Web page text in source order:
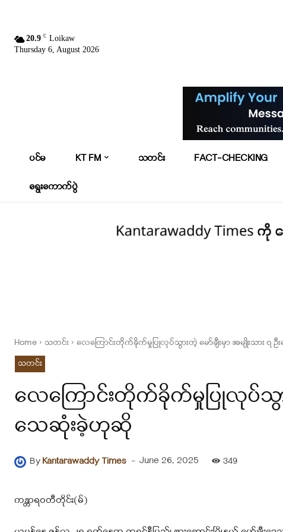
20.9 C Loikaw
Thursday 6, August 2026
ပင်မ KT FM သတင်း FACT-CHECKING
ရွေးကောက်ပွဲ
Home သတင်း
လေကြောင်းတိုက်ခိုက်မှုပြုလုပ်သွားတဲ့ မော်ချီးမှာ အမျိုးသား ၇
သတင်း
လေကြောင်းတိုက်ခိုက်မှုပြုလုပ်သွား
သေဆုံးခဲ့ဟုဆို
ByKantarawaddy Times - June 26, 2025 349
ကန္တာရဝတီတိုင်း(မ်)